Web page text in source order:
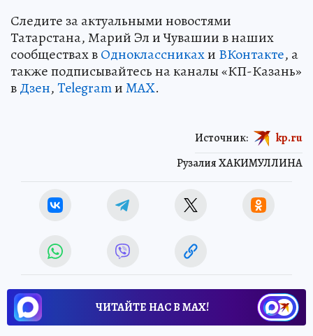
Следите за актуальными новостями
Татарстана, Марий Эл и Чувашии в наших
сообществах вОдноклассникахи ВКонтакте, а
также подписывайтесь на каналы «КП-Казань»
вДзен,TelegramиMAX.
Рузалия ХАКИМУЛЛИНА
Источник: kp.ru
ЧИТАЙТЕ НАС В МАХ!